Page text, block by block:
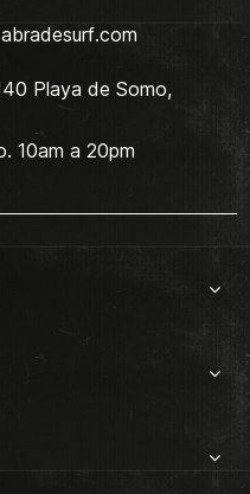
Playa de Somo,
10am a 20pm